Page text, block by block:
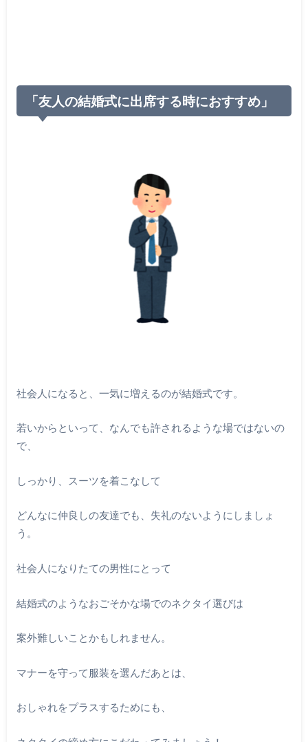
「友人の結婚式に出席する時におすすめ」
社会人になると、一気に増えるのが結婚式です。
若いからといって、なんでも許されるような場ではないの
で、
しっかり、スーツを着こなして
どんなに仲良しの友達でも、失礼のないようにしましょ
う。
社会人になりたての男性にとって
結婚式のようなおごそかな場でのネクタイ選びは
案外難しいことかもしれません。
マナーを守って服装を選んだあとは、
おしゃれをプラスするためにも、